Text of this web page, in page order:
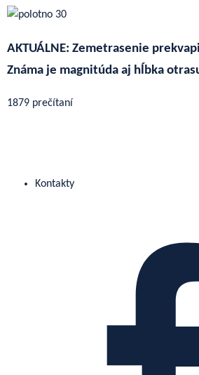
AKTUÁLNE: Zemetrasenie
Známa je magnitúda aj hĺbka
1879 prečítaní
Kontakty